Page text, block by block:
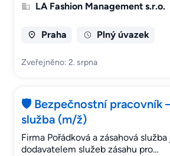
LA Fashion Management s.r.o.
Praha Plný úvazek
Zveřejněno: 2. srpna
🛡️ Bezpečnostní pracovník
služba (m/ž)
Firma Pořádková a zásahová
dodavatelem služeb zásahu pro…